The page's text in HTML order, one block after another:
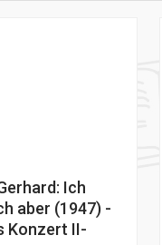
Ich
aber (1947) -
Konzert II-